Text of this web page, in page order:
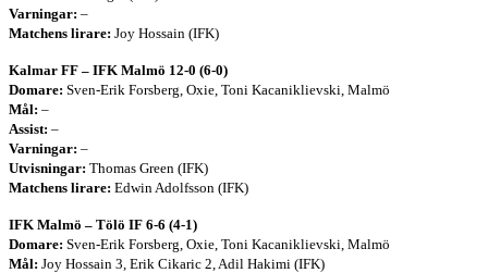
Varningar: –
Matchens lirare: Joy Hossain (IFK)
Kalmar FF – IFK Malmö 12-0 (6-0)
Domare: Sven-Erik Forsberg, Oxie, Toni Kacaniklievski, Malmö
Mål: –
Assist: –
Varningar: –
Utvisningar: Thomas Green (IFK)
Matchens lirare: Edwin Adolfsson (IFK)
IFK Malmö – Tölö IF 6-6 (4-1)
Domare: Sven-Erik Forsberg, Oxie, Toni Kacaniklievski, Malmö
Mål: Joy Hossain 3, Erik Cikaric 2, Adil Hakimi (IFK)